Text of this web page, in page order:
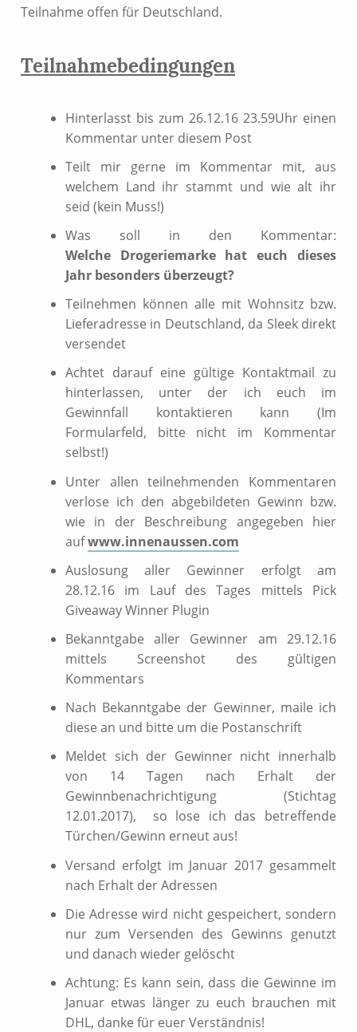
Teilnahme offen für Deutschland.
Teilnahmebedingungen
Hinterlasst bis zum 26.12.16 23.59Uhr einen
Kommentar unter diesem Post
Teilt mir gerne im Kommentar mit, aus
welchem Land ihr stammt und wie alt ihr
seid (kein Muss!)
Was soll in den Kommentar:
Welche Drogeriemarke hat euch dieses
Jahr besonders überzeugt?
Teilnehmen können alle mit Wohnsitz bzw.
Lieferadresse in Deutschland, da Sleek direkt
versendet
Achtet darauf eine gültige Kontaktmail zu
hinterlassen, unter der ich euch im
Gewinnfall kontaktieren kann (Im
Formularfeld, bitte nicht im Kommentar
selbst!)
Unter allen teilnehmenden Kommentaren
verlose ich den abgebildeten Gewinn bzw.
wie in der Beschreibung angegeben hier
aufwww.innenaussen.com
Auslosung aller Gewinner erfolgt am
28.12.16 im Lauf des Tages mittels Pick
Giveaway Winner Plugin
Bekanntgabe aller Gewinner am 29.12.16
mittels Screenshot des gültigen
Kommentars
Nach Bekanntgabe der Gewinner, maile ich
diese an und bitte um die Postanschrift
Meldet sich der Gewinner nicht innerhalb
von 14 Tagen nach Erhalt der
Gewinnbenachrichtigung (Stichtag
12.01.2017), so lose ich das betreffende
Türchen/Gewinn erneut aus!
Versand erfolgt im Januar 2017 gesammelt
nach Erhalt der Adressen
Die Adresse wird nicht gespeichert, sondern
nur zum Versenden des Gewinns genutzt
und danach wieder gelöscht
Achtung: Es kann sein, dass die Gewinne im
Januar etwas länger zu euch brauchen mit
DHL, danke für euer Verständnis!